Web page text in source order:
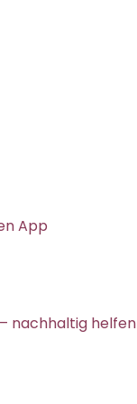
App
nachhaltig helfen